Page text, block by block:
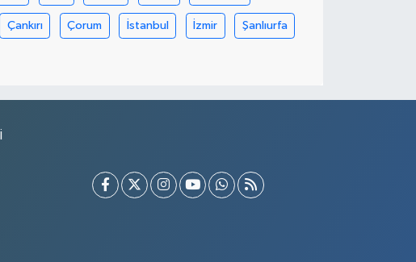
Çankırı Çorum İstanbul İzmir Şanlıurfa